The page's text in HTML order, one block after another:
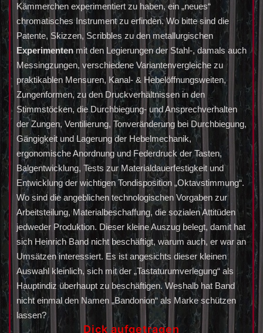
Kämmerchen experimentiert zu haben, ein „neues“
chromatisches Instrument zu erfinden. Wo bitte sind die
Patente, Skizzen, Scribbles zu den metallurgischen
Experimentenmit den Legierungen der Stahl-, damals auch
Messingzungen, verschiedene Variantenvergleiche zu
praktikablen Mensuren, Kanal- & Hebelöffnungsweiten,
Zungenformen, zu den Druckverhältnissen in den
Stimmstöcken, die Durchbiegung- und Ansprechverhalten
der Zungen, Ventilierung, Tonveränderung bei Durchbiegung,
Gängigkeit und Lagerung der Hebelmechanik,
ergonomische Anordnung und Federdruck der Tasten,
Balgentwicklung, Tests zur Materialdauerfestigkeit und
Entwicklung der wichtigen Tondisposition „Oktavstimmung“.
Wo sind die angeblichen technologischen Vorgaben zur
Arbeitsteilung, Materialbeschaffung, die sozialen Attitüden
jedweder Produktion. Dieser kleine Auszug belegt, damit hat
sich Heinrich Band nicht beschäftigt, warum auch, er war an
Umsätzen interessiert. Es ist angesichts dieser kleinen
Auswahl kleinlich, sich mit der „Tastaturumverlegung“ als
Hauptindiz überhaupt zu beschäftigen. Weshalb hat Band
nicht einmal den Namen „Bandonion“ als Marke schützen
lassen?
Dick aufgetragen